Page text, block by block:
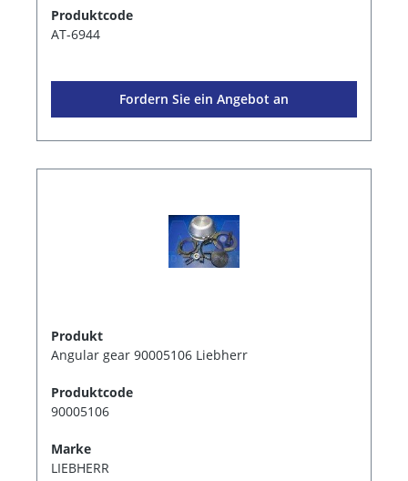
Produktcode
AT-6944
Fordern Sie ein Angebot an
Produkt
Angular gear 90005106 Liebherr
Produktcode
90005106
Marke
LIEBHERR